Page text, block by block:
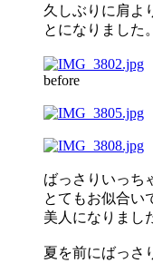
久しぶりに肩よ
とになりました。
before
ばっさりいっち
とてもお似合い
美人になりまし
夏を前にばっさ